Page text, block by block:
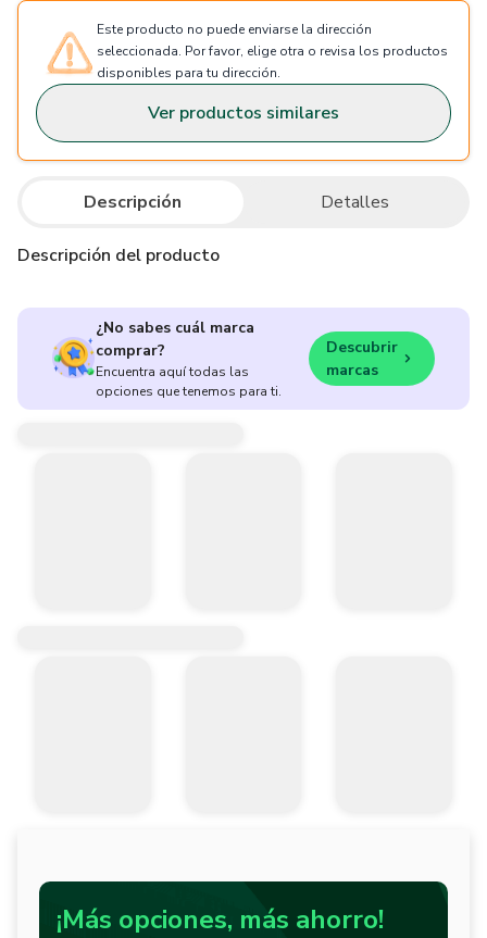
Este producto no puede enviarse la dirección
seleccionada. Por favor, elige otra o revisa los productos
disponibles para tu dirección.
Ver productos similares
Descripción Detalles
Descripción del producto
¿No sabes cuál marca
comprar?
Encuentra aquí todas las
opciones que tenemos para ti.
Descubrir
marcas
¡Más opciones, más ahorro!